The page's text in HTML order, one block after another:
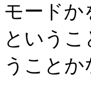
モードか
という
うことか